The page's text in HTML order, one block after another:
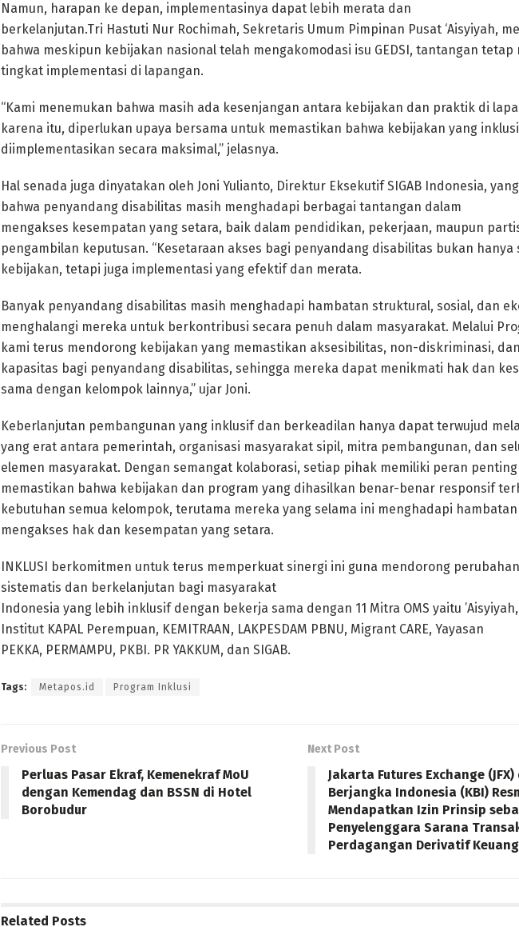
Namun, harapan ke depan, implementasinya dapat lebih merata dan
berkelanjutan.Tri Hastuti Nur Rochimah, Sekretaris Umum Pimpinan Pusat ‘Aisyiyah,
bahwa meskipun kebijakan nasional telah mengakomodasi isu GEDSI, tantangan tetap
tingkat implementasi di lapangan.
“Kami menemukan bahwa masih ada kesenjangan antara kebijakan dan praktik di
karena itu, diperlukan upaya bersama untuk memastikan bahwa kebijakan yang
diimplementasikan secara maksimal,” jelasnya.
Hal senada juga dinyatakan oleh Joni Yulianto, Direktur Eksekutif SIGAB Indonesia,
bahwa penyandang disabilitas masih menghadapi berbagai tantangan dalam
mengakses kesempatan yang setara, baik dalam pendidikan, pekerjaan, maupun
pengambilan keputusan. “Kesetaraan akses bagi penyandang disabilitas bukan hanya
kebijakan, tetapi juga implementasi yang efektif dan merata.
Banyak penyandang disabilitas masih menghadapi hambatan struktural, sosial, dan
menghalangi mereka untuk berkontribusi secara penuh dalam masyarakat. Melalui
kami terus mendorong kebijakan yang memastikan aksesibilitas, non-diskriminasi,
kapasitas bagi penyandang disabilitas, sehingga mereka dapat menikmati hak dan
sama dengan kelompok lainnya,” ujar Joni.
Keberlanjutan pembangunan yang inklusif dan berkeadilan hanya dapat terwujud
yang erat antara pemerintah, organisasi masyarakat sipil, mitra pembangunan, dan
elemen masyarakat. Dengan semangat kolaborasi, setiap pihak memiliki peran
memastikan bahwa kebijakan dan program yang dihasilkan benar-benar responsif
kebutuhan semua kelompok, terutama mereka yang selama ini menghadapi
mengakses hak dan kesempatan yang setara.
INKLUSI berkomitmen untuk terus memperkuat sinergi ini guna mendorong
sistematis dan berkelanjutan bagi masyarakat
Indonesia yang lebih inklusif dengan bekerja sama dengan 11 Mitra OMS yaitu ’Aisyiyah,
Institut KAPAL Perempuan, KEMITRAAN, LAKPESDAM PBNU, Migrant CARE, Yayasan
PEKKA, PERMAMPU, PKBI. PR YAKKUM, dan SIGAB.
Tags: Metapos.id Program Inklusi
Previous Post
Perluas Pasar Ekraf, Kemenekraf MoU
dengan Kemendag dan BSSN di Hotel
Borobudur
Next Post
Jakarta Futures Exchange
Berjangka Indonesia (KBI)
Mendapatkan Izin Prinsip
Penyelenggara Sarana
Perdagangan Derivatif
Related Posts